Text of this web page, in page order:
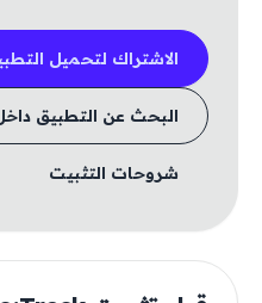
الاشتراك لتحميل
البحث عن التطبيق
شروحات التثبيت